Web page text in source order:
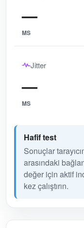
—
MS
Jitter
—
MS
Hafif test
Sonuçlar
arasındaki
değer için aktif
kez çalıştırın.